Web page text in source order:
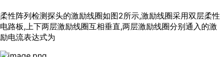
柔性阵列检测探头的激励线圈如图2所示,激励线圈采用双层柔性
电路板,上下两层激励线圈互相垂直,两层激励线圈分别通入的激
励电流表达式为